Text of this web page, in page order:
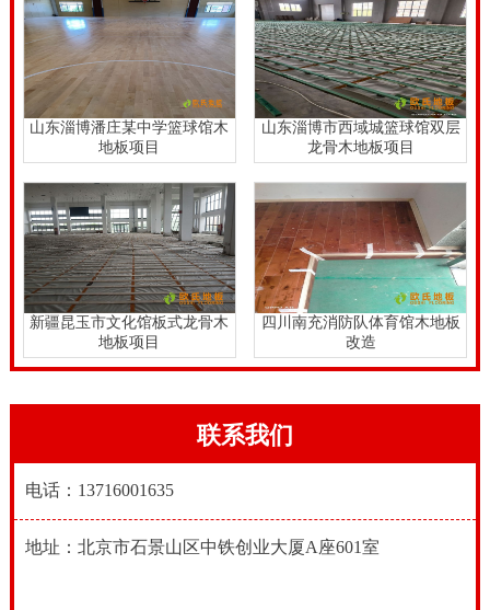
山东淄博潘庄某中学篮球馆木
地板项目
山东淄博市西域城篮球馆双层
龙骨木地板项目
新疆昆玉市文化馆板式龙骨木
地板项目
四川南充消防队体育馆木地板
改造
联系我们
电话：13716001635
地址：北京市石景山区中铁创业大厦A座601室